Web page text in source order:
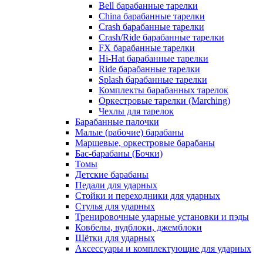
Bell барабанные тарелки
China барабанные тарелки
Crash барабанные тарелки
Crash/Ride барабанные тарелки
FX барабанные тарелки
Hi-Hat барабанные тарелки
Ride барабанные тарелки
Splash барабанные тарелки
Комплекты барабанных тарелок
Оркестровые тарелки (Marching)
Чехлы для тарелок
Барабанные палочки
Малые (рабочие) барабаны
Маршевые, оркестровые барабаны
Бас-барабаны (Бочки)
Томы
Детские барабаны
Педали для ударных
Стойки и переходники для ударных
Стулья для ударных
Тренировочные ударные установки и пэды
Ковбелы, вудблоки, джемблоки
Щётки для ударных
Аксесcуары и комплектующие для ударных